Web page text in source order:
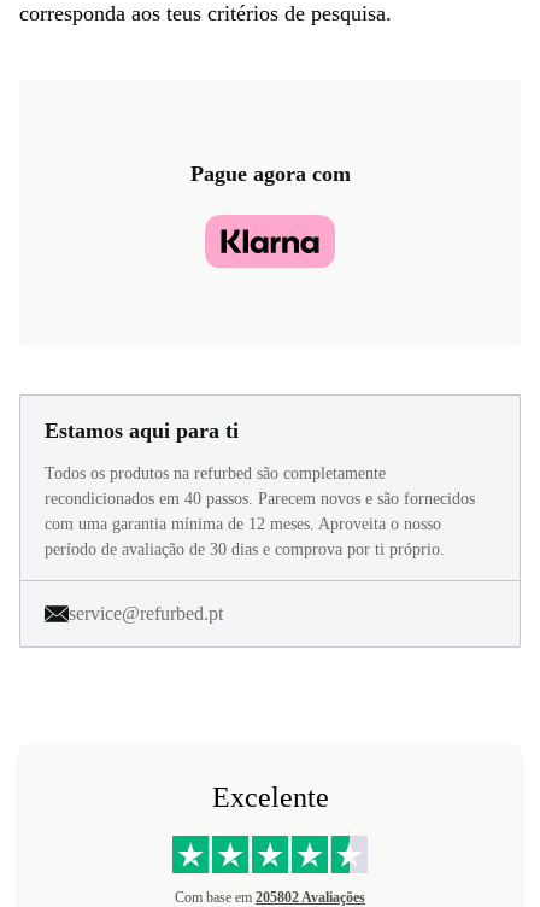
corresponda aos teus critérios de pesquisa.
Pague agora com
Estamos aqui para ti
Todos os produtos na refurbed são completamente
recondicionados em 40 passos. Parecem novos e são fornecidos
com uma garantia mínima de 12 meses. Aproveita o nosso
período de avaliação de 30 dias e comprova por ti próprio.
service@refurbed.pt
Excelente
Com base em 205802 Avaliações